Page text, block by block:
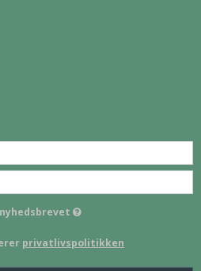
privatlivspolitikken